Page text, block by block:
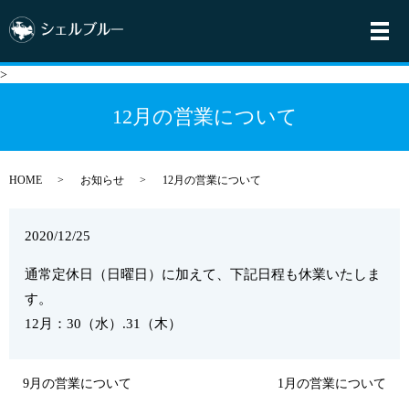
メ
>
12月の営業について
HOME お知らせ 12月の営業について
2020/12/25
通常定休日（日曜日）に加えて、下記日程も休業いたしま
す。
12月：30（水）.31（木）
9月の営業について 1月の営業について